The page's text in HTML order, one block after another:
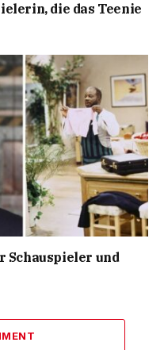
die das Teenie
Schauspieler und